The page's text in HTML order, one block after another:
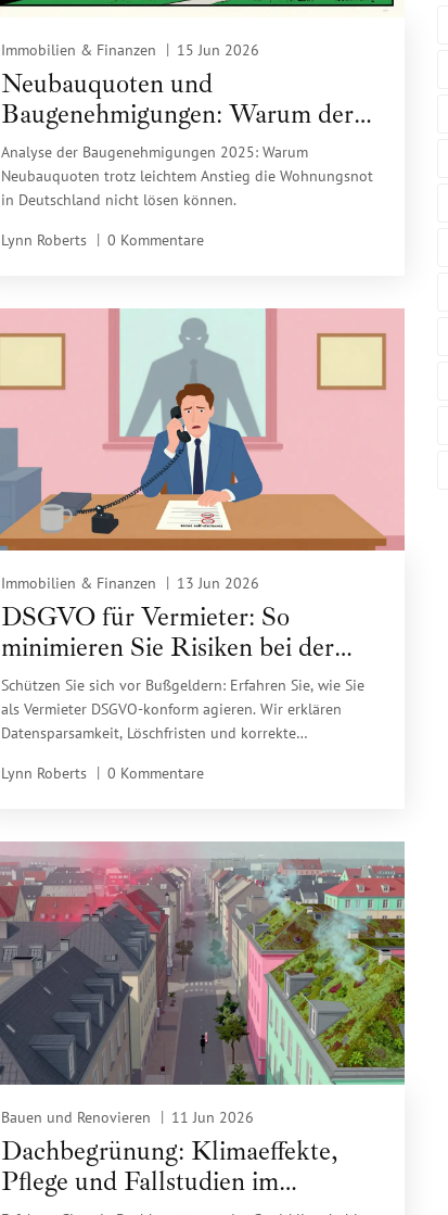
Immobilien & Finanzen 15 Jun 2026
Neubauquoten und
Baugenehmigungen: Warum der
Immobilienmarkt in Deutschland
blockiert ist
Analyse der Baugenehmigungen 2025: Warum
Neubauquoten trotz leichtem Anstieg die Wohnungsnot
in Deutschland nicht lösen können.
Lynn Roberts 0 Kommentare
Immobilien & Finanzen 13 Jun 2026
DSGVO für Vermieter: So
minimieren Sie Risiken bei der
Datenverarbeitung
Schützen Sie sich vor Bußgeldern: Erfahren Sie, wie Sie
als Vermieter DSGVO-konform agieren. Wir erklären
Datensparsamkeit, Löschfristen und korrekte
Lynn Roberts
0 Kommentare
Bauen und Renovieren 11 Jun 2026
Dachbegrünung: Klimaeffekte,
Pflege und Fallstudien im